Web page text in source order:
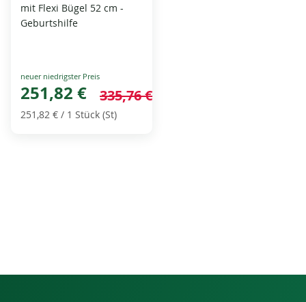
mit Flexi Bügel 52 cm -
Geburtshilfe
Special
Price
251,82 € 335,76 €
251,82 € / 1 Stück (St)